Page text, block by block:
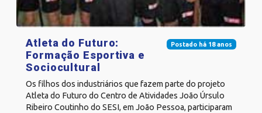
Postado há 18 anos
Atleta do Futuro:
Formação Esportiva e
Sociocultural
Os filhos dos industriários que fazem parte do projeto
Atleta do Futuro do Centro de Atividades João Úrsulo
Ribeiro Coutinho do SESI, em João Pessoa, participaram